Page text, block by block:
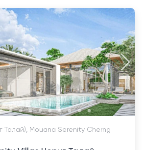
Талай), Mouana Serenity Cherng